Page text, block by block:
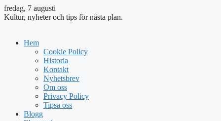
fredag, 7 augusti
Kultur, nyheter och tips för nästa plan.
Hem
Cookie Policy
Historia
Kontakt
Nyhetsbrev
Om oss
Privacy Policy
Tipsa oss
Blogg